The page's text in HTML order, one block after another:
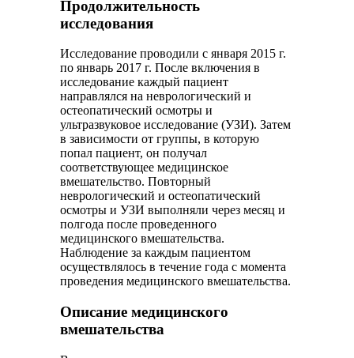
Продолжительность
исследования
Исследование проводили с января 2015 г.
по январь 2017 г. После включения в
исследование каждый пациент
направлялся на неврологический и
остеопатический осмотры и
ультразвуковое исследование (УЗИ). Затем
в зависимости от группы, в которую
попал пациент, он получал
соответствующее медицинское
вмешательство. Повторный
неврологический и остеопатический
осмотры и УЗИ выполняли через месяц и
полгода после проведенного
медицинского вмешательства.
Наблюдение за каждым пациентом
осуществлялось в течение года с момента
проведения медицинского вмешательства.
Описание медицинского
вмешательства